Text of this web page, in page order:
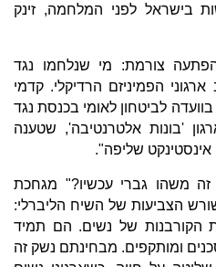
חמושות בישראל לפני המלחמה, זינק
צורמת: מי שנלחמו נגד
הפמיניזם הרדיקלי. קדמי
לביטחון לאומי בכנסת נגד
'בונות אלטרנטיבה', שטענה
אינסטינקט שליפה".
משהו גברי עכשיו?" מגחכת
הצביעות של השיח הליברלי:
הקורבנות של נשים. הם תמיד
ומותקפים. מבחינתם נשק זה